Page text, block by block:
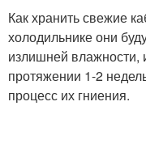
Как хранить свежие
холодильнике они
излишней влажности,
протяжении 1-2
процесс их гниения.